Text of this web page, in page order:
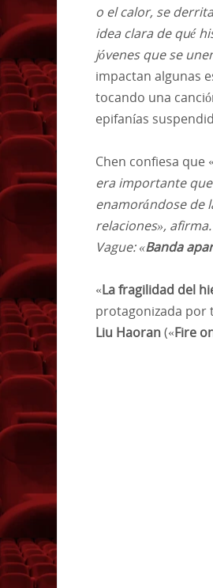
o el calor, se
idea clara de qué
jóvenes que se
impactan algunas
tocando una
epifanías
Chen confiesa que
era importante
enamorándose de
relaciones»,
Vague: «Banda
«La fragilidad del
protagonizada por
Liu Haoran(«Fire